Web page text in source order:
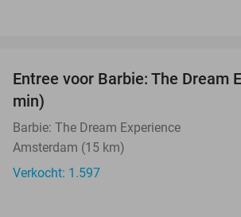
Entree voor Barbie: The Dream
min)
Barbie: The Dream Experience
Amsterdam (15 km)
Verkocht: 1.597